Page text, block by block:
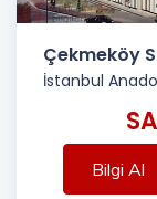
Çekmeköy
İstanbul
Bilgi Al